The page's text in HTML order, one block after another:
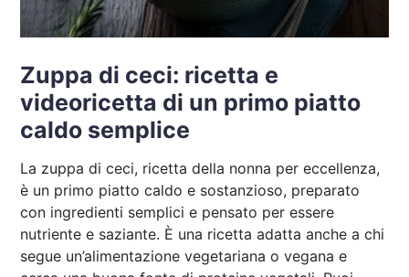
Zuppa di ceci: ricetta e
videoricetta di un primo piatto
caldo semplice
La zuppa di ceci, ricetta della nonna per eccellenza,
è un primo piatto caldo e sostanzioso, preparato
con ingredienti semplici e pensato per essere
nutriente e saziante. È una ricetta adatta anche a chi
segue un’alimentazione vegetariana o vegana e